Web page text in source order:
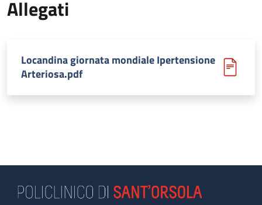
Allegati
Locandina giornata mondiale Ipertensione
Arteriosa.pdf